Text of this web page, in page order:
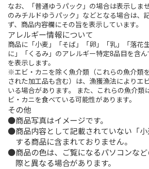
なお、「普通ゆうパック」の場合は表示しま
のみチルドゆうパック」などとなる場合は、
ず、商品内容欄にその旨を表示しています。
アレルギー情報について
商品に「小麦」「そば」「卵」「乳」「落花
に」「くるみ」のアレルギー特定8品目を含
を表示します。
※エビ・カニを除く魚介類（これらの魚介類
された加工品も含む）は、漁獲漁法によりエ
いる場合があります。 また、これらの魚介類
ビ・カニを食べている可能性があります。
その他
商品写真はイメージです。
商品内容として記載されていない「
する商品に含まれておりません。
商品の色は、ご覧になるパソコンな
際と異なる場合があります。